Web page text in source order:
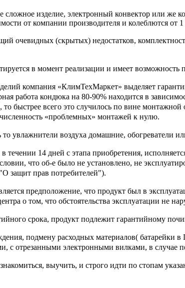
изделие, электронный конвектор или же
от компании производителя и колеблются от 1
очевидных (скрытых) недостатков,
в момент реализации и имеет
компания «КлимТехМаркет» выделяет
работа кондюка на 80-90% находится в
то быстрее всего это случилось по вине
«проблемных» монтажей к нулю.
то увлажнители воздуха домашние, обогреватели
течении 14 дней с этапа приобретения,
что об-е было не установлено, не
"О защит прав потребителей").
предположение, что продукт был в
о том, что обстоятельства эксплуатации не
срока, продукт подлежит гарантийному
подмену расходных материалов( батарейки в
с отрезанными электронными вилками, в
выучить, и строго идти по стопам